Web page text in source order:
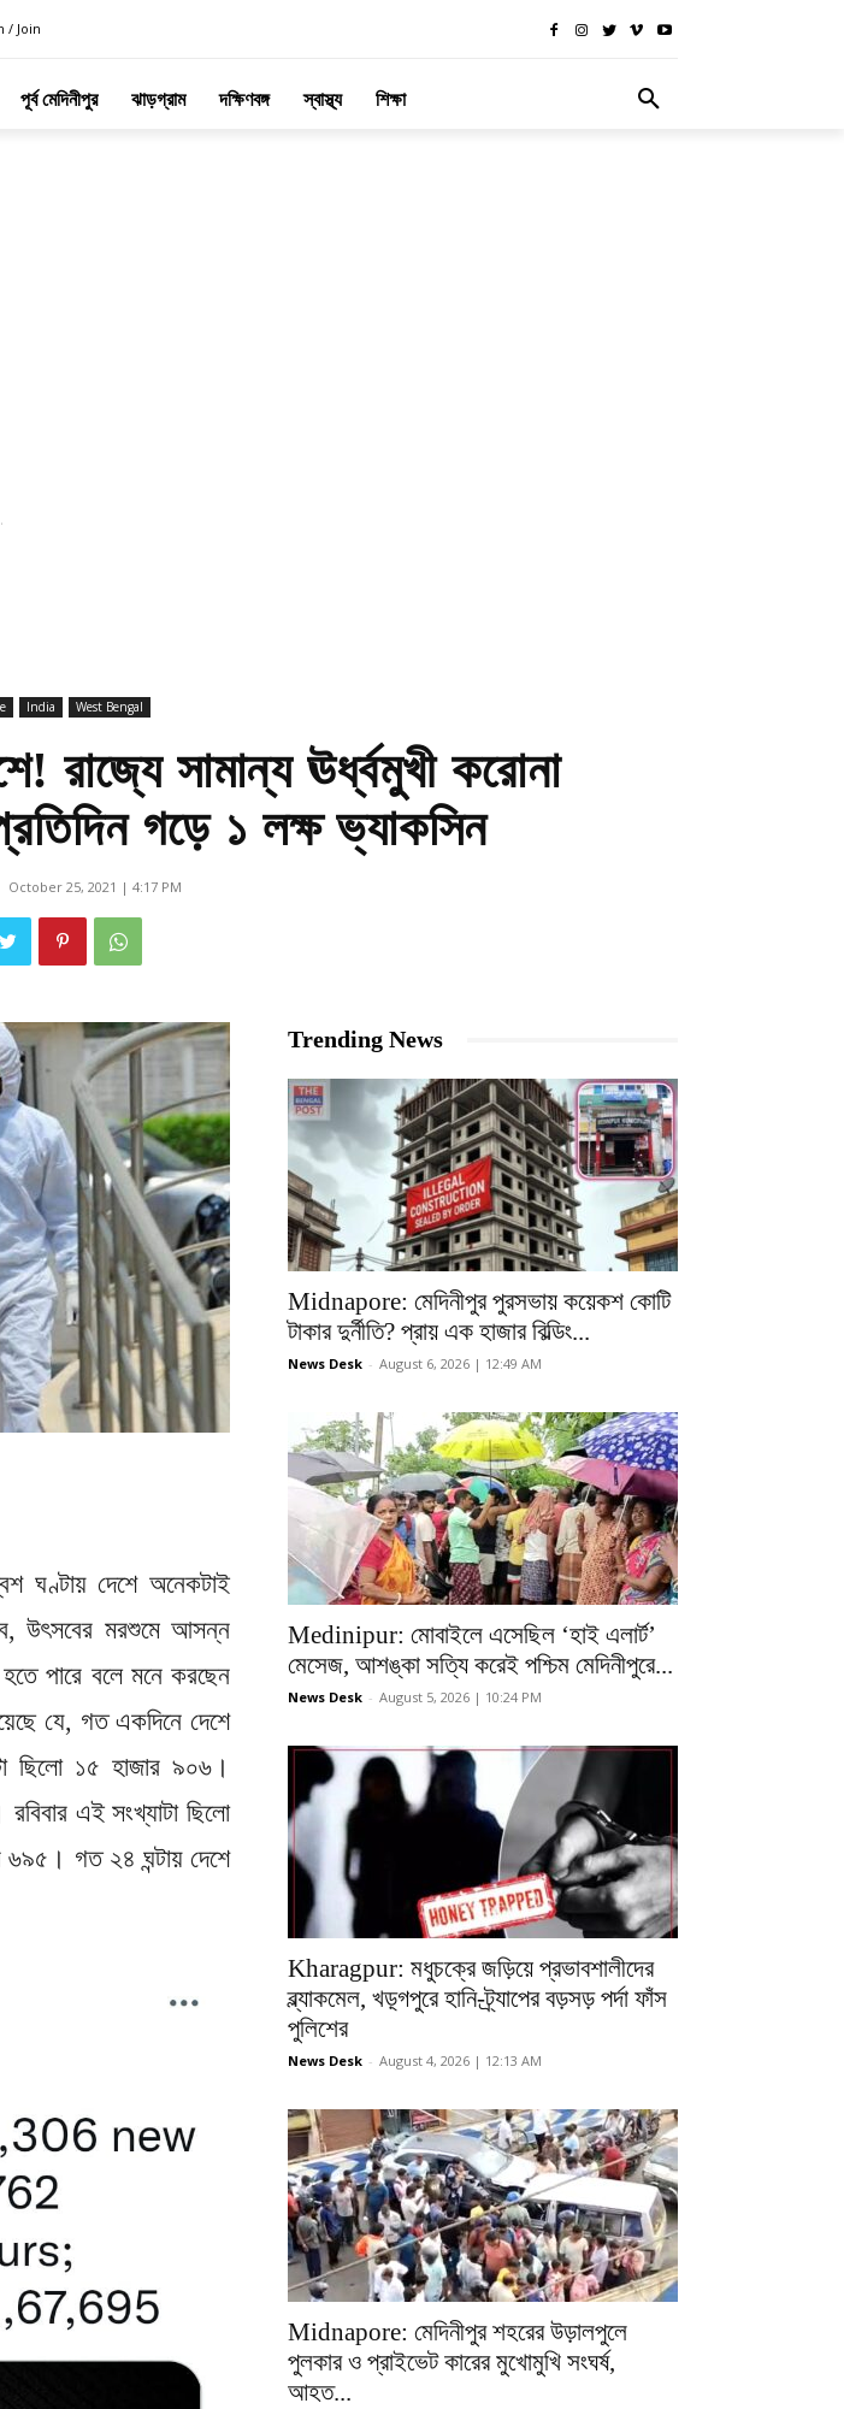
/ Join
পূর্ব মেদিনীপুর ঝাড়গ্রাম দক্ষিণবঙ্গ স্বাস্থ্য শিক্ষা
India West Bengal
সামান্য ঊর্ধ্বমুখী করোনা
গড়ে ১ লক্ষ ভ্যাকসিন
October 25, 2021 | 4:17 PM
ঘণ্টায় দেশে অনেকটাই
উৎসবের মরশুমে আসন্ন
পারে বলে মনে করছেন
যে, গত একদিনে দেশে
ছিলো ১৫ হাজার ৯০৬।
এই সংখ্যাটা ছিলো
৬৯৫। গত ২৪ ঘন্টায় দেশে
Trending News
Midnapore: মেদিনীপুর পুরসভায় কয়েকশ কোটি
টাকার দুর্নীতি? প্রায় এক হাজার বিল্ডিং...
News Desk - August 6, 2026 | 12:49 AM
Medinipur: মোবাইলে এসেছিল ‘হাই এলার্ট’
মেসেজ, আশঙ্কা সত্যি করেই পশ্চিম মেদিনীপুরে...
News Desk - August 5, 2026 | 10:24 PM
Kharagpur: মধুচক্রে জড়িয়ে প্রভাবশালীদের
ব্ল্যাকমেল, খড়্গপুরে হানি-ট্র্যাপের বড়সড় পর্দা ফাঁস
পুলিশের
News Desk - August 4, 2026 | 12:13 AM
Midnapore: মেদিনীপুর শহরের উড়ালপুলে
পুলকার ও প্রাইভেট কারের মুখোমুখি সংঘর্ষ,
আহত...